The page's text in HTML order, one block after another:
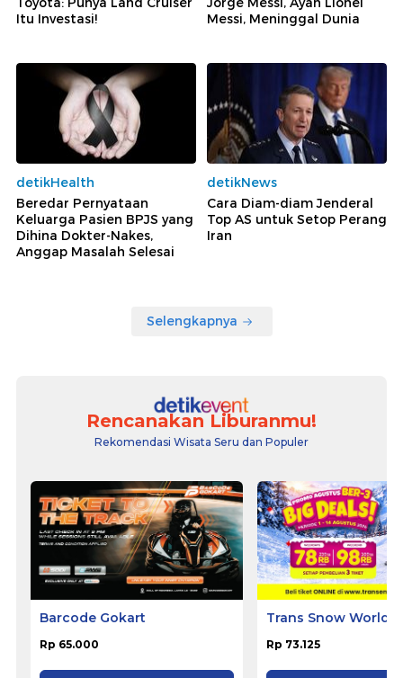
Itu Investasi!
Messi, Meninggal Dunia
detikHealth
Beredar Pernyataan
Keluarga Pasien BPJS yang
Dihina Dokter-Nakes,
Anggap Masalah Selesai
detikNews
Cara Diam-diam Jenderal
Top AS untuk Setop Perang
Iran
Selengkapnya
Rencanakan Liburanmu!
Rekomendasi Wisata Seru dan Populer
Barcode Gokart
Rp 65.000
Trans Snow World
Rp 73.125